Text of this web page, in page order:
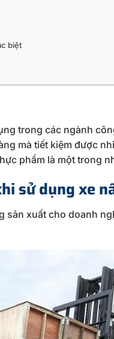
biệt
trong các ngành
mà tiết kiệm được
phẩm là một trong
sử dụng xe
sản xuất cho doanh